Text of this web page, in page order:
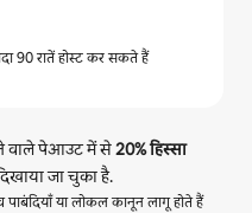
90 रातें होस्ट कर सकते हैं
वाले पेआउट में से20%हिस्सा
जा चुका है.
या लोकल कानून लागू होते हैं